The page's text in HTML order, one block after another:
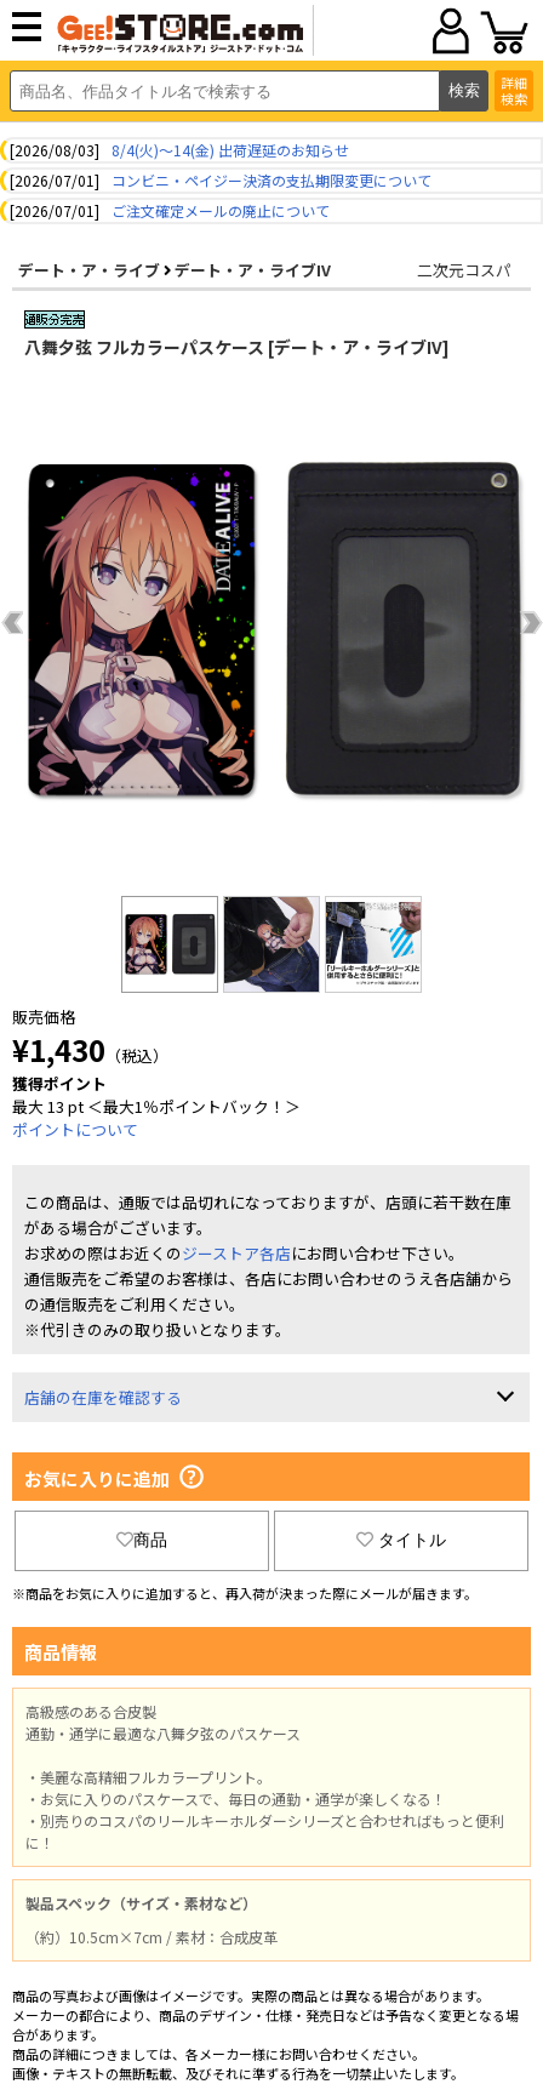
詳細
検索
[2026/08/03]
8/4(火)～14(金) 出荷遅延のお知らせ
[2026/07/01]
コンビニ・ペイジー決済の支払期限変更について
[2026/07/01]
ご注文確定メールの廃止について
デート・ア・ライブ デート・ア・ライブIV 二次元コスパ
八舞夕弦 フルカラーパスケース [デート・ア・ライブIV]
販売価格
¥1,430 （税込）
獲得ポイント
最大 13 pt ＜最大1％ポイントバック！＞
ポイントについて
この商品は、通販では品切れになっておりますが、店頭に若干数在庫
がある場合がございます。
お求めの際はお近くのジーストア各店にお問い合わせ下さい。
通信販売をご希望のお客様は、各店にお問い合わせのうえ各店舗から
の通信販売をご利用ください。
※代引きのみの取り扱いとなります。
店舗の在庫を確認する
お気に入りに追加
商品 タイトル
※商品をお気に入りに追加すると、再入荷が決まった際にメールが届きます。
商品情報
高級感のある合皮製
通勤・通学に最適な八舞夕弦のパスケース
・美麗な高精細フルカラープリント。
・お気に入りのパスケースで、毎日の通勤・通学が楽しくなる！
・別売りのコスパのリールキーホルダーシリーズと合わせればもっと便利
に！
製品スペック（サイズ・素材など）
（約）10.5cm×7cm / 素材：合成皮革
商品の写真および画像はイメージです。実際の商品とは異なる場合があります。
メーカーの都合により、商品のデザイン・仕様・発売日などは予告なく変更となる場
合があります。
商品の詳細につきましては、各メーカー様にお問い合わせください。
画像・テキストの無断転載、及びそれに準ずる行為を一切禁止いたします。